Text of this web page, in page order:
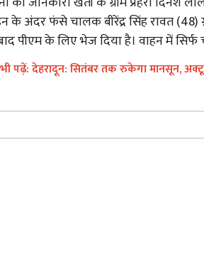
के अंदर फंसे चालक बीरेंद्र सिंह रावत
पीएम के लिए भेज दिया है। वाहन में सिर्फ
पढ़ें: देहरादून: सितंबर तक रुकेगा मानसून,